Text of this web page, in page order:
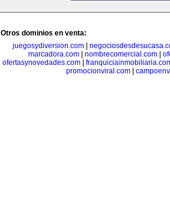
Otros dominios en venta:
juegosydiversion.com
marcadora.com| nombrecomercial.com|
ofertasynovedades.com|
promocionviral.com|